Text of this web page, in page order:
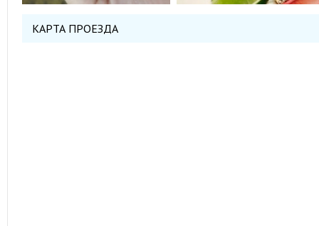
КАРТА ПРОЕЗДА